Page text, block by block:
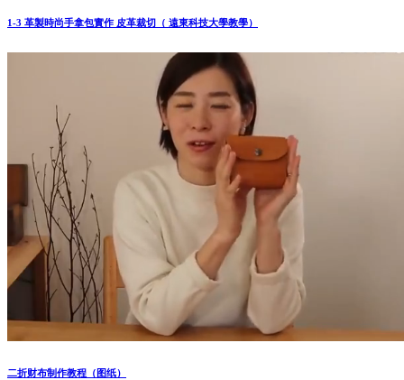
1-3 革製時尚手拿包實作 皮革裁切（ 遠東科技大學教學）
二折财布制作教程（图纸）